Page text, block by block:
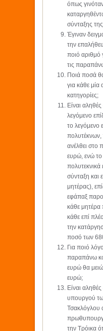
όπως
σύνταξης
Έγιναν
την
ποιό αριθμό
τις
Ποιά ποσά
για κάθε
κατηγορίες;
Είναι
λεγόμενο
το λεγόμενο
πολυτέκνων,
ανέλθει
ευρώ, ενώ το
πολυτεκνικά
σύνταξη και
μητέρας),
εφάπαξ
κάθε μητέρα
κάθε επί
την
ποσό των
Για ποιό
παραπάνω
ευρώ θα
ευρώ;
Είναι
υπουργού
Τσακλόγλου
την Τρόικα